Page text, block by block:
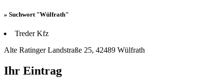
» Suchwort "Wülfrath"
Treder Kfz
Alte Ratinger Landstraße 25, 42489 Wülfrath
Ihr Eintrag